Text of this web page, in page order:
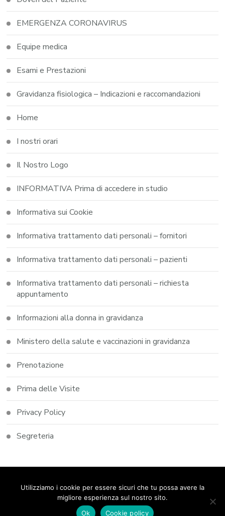
EMERGENZA CORONAVIRUS
Equipe medica
Esami e Prestazioni
Gravidanza fisiologica – Indicazioni e raccomandazioni
Home
I nostri orari
Il Nostro Logo
INFORMATIVA Prima di accedere in studio
Informativa sui Cookie
Informativa trattamento dati personali – fornitori
Informativa trattamento dati personali – pazienti
Informativa trattamento dati personali – richiesta
appuntamento
Informazioni alla donna in gravidanza
Ministero della salute e vaccinazioni in gravidanza
Prenotazione
Prima delle Visite
Privacy Policy
Segreteria
© Copyright 2026Studio Dott.ssa Elena Castoldi. Tutti i
diritti riservati.Blossom Coack | Sviluppato da
Blossom
. Powered byWordPress. Privacy Policy
Utilizziamo i cookie per essere sicuri che tu possa avere la
migliore esperienza sul nostro sito.
Ok
Cookie policy